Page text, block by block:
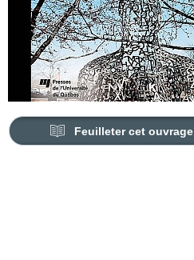
Feuilleter cet ouvrage